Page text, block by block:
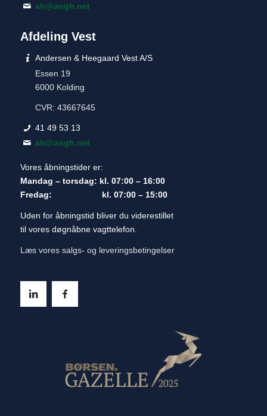
ah@aogh.net
Afdeling Vest
Andersen & Heegaard Vest A/S
Essen 19
6000 Kolding
CVR: 43667645
41 49 53 13
ah@aogh.net
Vores åbningstider er:
Mandag – torsdag: kl. 07:00 – 16:00
Fredag: kl. 07:00 – 15:00
Uden for åbningstid bliver du viderestillet
til vores døgnåbne vagttelefon.
Læs vores salgs- og leveringsbetingelser